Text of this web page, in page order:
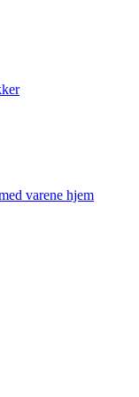
varene hjem